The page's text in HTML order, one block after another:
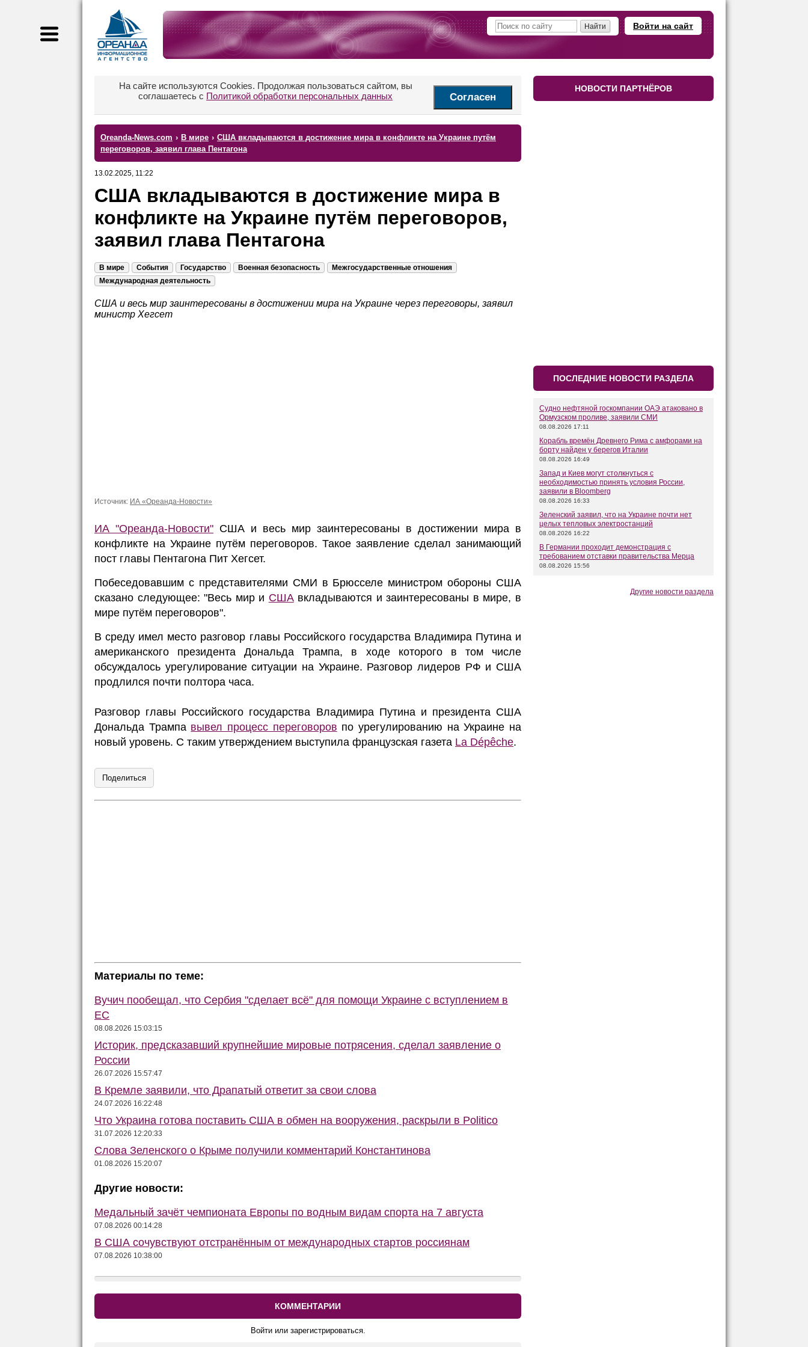
Войти на сайт
На сайте используются Cookies. Продолжая пользоваться сайтом, вы
соглашаетесь с Политикой обработки персональных данных Согласен
Oreanda-News.com › В мире › США вкладываются в достижение мира в конфликте на Украине путём
переговоров, заявил глава Пентагона
13.02.2025, 11:22
США вкладываются в достижение мира в
конфликте на Украине путём переговоров,
заявил глава Пентагона
В мире События Государство Военная безопасность
Межгосударственные отношения
Международная деятельность
США и весь мир заинтересованы в достижении мира на Украине через переговоры, заявил
министр Хегсет
Источник: ИА «Ореанда-Новости»
ИА "Ореанда-Новости" США и весь мир заинтересованы в достижении мира в
конфликте на Украине путём переговоров. Такое заявление сделал занимающий
пост главы Пентагона Пит Хегсет.
Побеседовавшим с представителями СМИ в Брюсселе министром обороны США
сказано следующее: "Весь мир и СШАвкладываются и заинтересованы в мире, в
мире путём переговоров".
В среду имел место разговор главы Российского государства Владимира Путина и
американского президента Дональда Трампа, в ходе которого в том числе
обсуждалось урегулирование ситуации на Украине. Разговор лидеров РФ и США
продлился почти полтора часа.
Разговор главы Российского государства Владимира Путина и президента США
Дональда Трампа вывел процесс переговоров по урегулированию на Украине на
новый уровень. С таким утверждением выступила французская газета La Dépêche.
Поделиться
Материалы по теме:
Вучич пообещал, что Сербия "сделает всё" для помощи Украине с вступлением в
ЕС
08.08.2026 15:03:15
Историк, предсказавший крупнейшие мировые потрясения, сделал заявление о
России
26.07.2026 15:57:47
В Кремле заявили, что Драпатый ответит за свои слова
24.07.2026 16:22:48
Что Украина готова поставить США в обмен на вооружения, раскрыли в Politico
31.07.2026 12:20:33
Слова Зеленского о Крыме получили комментарий Константинова
01.08.2026 15:20:07
Другие новости:
Медальный зачёт чемпионата Европы по водным видам спорта на 7 августа
07.08.2026 00:14:28
В США сочувствуют отстранённым от международных стартов россиянам
07.08.2026 10:38:00
КОММЕНТАРИИ
Войти или зарегистрироваться.
НОВОСТИ ПАРТНЁРОВ
ПОСЛЕДНИЕ НОВОСТИ РАЗДЕЛА
Судно нефтяной госкомпании ОАЭ атаковано в
Ормузском проливе, заявили СМИ
08.08.2026 17:11
Корабль времён Древнего Рима с амфорами на
борту найден у берегов Италии
08.08.2026 16:49
Запад и Киев могут столкнуться с
необходимостью принять условия России,
заявили в Bloomberg
08.08.2026 16:33
Зеленский заявил, что на Украине почти нет
целых тепловых электростанций
08.08.2026 16:22
В Германии проходит демонстрация с
требованием отставки правительства Мерца
08.08.2026 15:56
Другие новости раздела